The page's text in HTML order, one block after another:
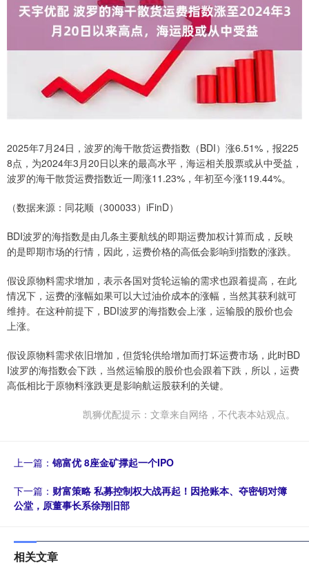
2025年7月24日，波罗的海干散货运费指数（BDI）涨6.51%，报225
8点，为2024年3月20日以来的最高水平，海运相关股票或从中受益，
波罗的海干散货运费指数近一周涨11.23%，年初至今涨119.44%。
（数据来源：同花顺（300033）iFinD）
BDI波罗的海指数是由几条主要航线的即期运费加权计算而成，反映
的是即期市场的行情，因此，运费价格的高低会影响到指数的涨跌。
假设原物料需求增加，表示各国对货轮运输的需求也跟着提高，在此
情况下，运费的涨幅如果可以大过油价成本的涨幅，当然其获利就可
维持。在这种前提下，BDI波罗的海指数会上涨，运输股的股价也会
上涨。
假设原物料需求依旧增加，但货轮供给增加而打坏运费市场，此时BD
I波罗的海指数会下跌，当然运输股的股价也会跟着下跌，所以，运费
高低相比于原物料涨跌更是影响航运股获利的关键。
凯狮优配提示：文章来自网络，不代表本站观点。
上一篇： 锦富优 8座金矿撑起一个IPO
下一篇： 财富策略 私募控制权大战再起！因抢账本、夺密钥对簿
公堂，原董事长系徐翔旧部
相关文章